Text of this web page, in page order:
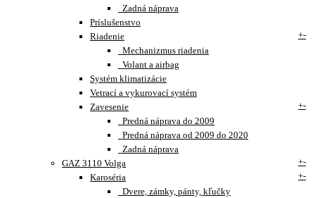
Zadná náprava
Príslušenstvo
Riadenie
+-
Mechanizmus riadenia
Volant a airbag
Systém klimatizácie
Vetrací a vykurovací systém
Zavesenie
+-
Predná náprava do 2009
Predná náprava od 2009 do 2020
Zadná náprava
GAZ 3110 Volga
+-
Karoséria
+-
Dvere, zámky, pánty, kľučky